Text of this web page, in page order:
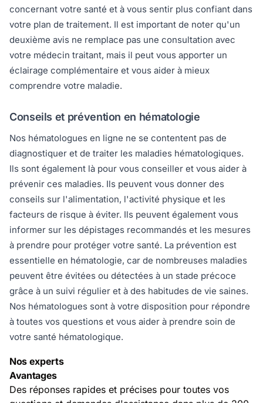
concernant votre santé et à vous sentir plus confiant dans
votre plan de traitement. Il est important de noter qu'un
deuxième avis ne remplace pas une consultation avec
votre médecin traitant, mais il peut vous apporter un
éclairage complémentaire et vous aider à mieux
comprendre votre maladie.
Conseils et prévention en hématologie
Nos hématologues en ligne ne se contentent pas de
diagnostiquer et de traiter les maladies hématologiques.
Ils sont également là pour vous conseiller et vous aider à
prévenir ces maladies. Ils peuvent vous donner des
conseils sur l'alimentation, l'activité physique et les
facteurs de risque à éviter. Ils peuvent également vous
informer sur les dépistages recommandés et les mesures
à prendre pour protéger votre santé. La prévention est
essentielle en hématologie, car de nombreuses maladies
peuvent être évitées ou détectées à un stade précoce
grâce à un suivi régulier et à des habitudes de vie saines.
Nos hématologues sont à votre disposition pour répondre
à toutes vos questions et vous aider à prendre soin de
votre santé hématologique.
Nos experts
Avantages
Des réponses rapides et précises pour toutes vos